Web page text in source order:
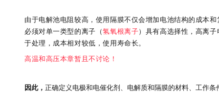
由于电解池电阻较高，使用隔膜不仅会增加电池结构的成本
必须对单一类型的离子（氢氧根离子）具有高选择性，高离
于处理，成本相对较低，使用寿命长。
高温和高压本章暂且不讨论！
因此， 正确定义电极和电催化剂、电解质和隔膜的材料、工作